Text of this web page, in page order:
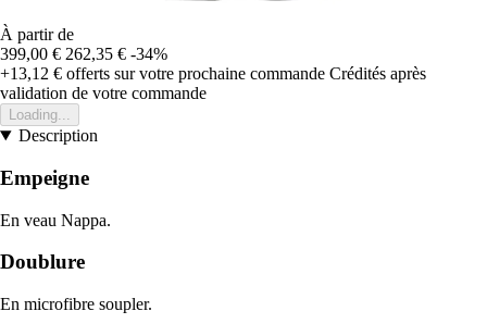
À partir de
399,00 € 262,35 € -34%
+13,12 € offerts sur votre prochaine commande Crédités après
validation de votre commande
Loading...
Description
Empeigne
En veau Nappa.
Doublure
En microfibre soupler.